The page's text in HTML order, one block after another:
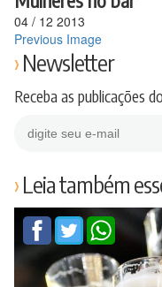
04 / 12 2013
Previous Image
Newsletter
Receba as publicações
Leia também